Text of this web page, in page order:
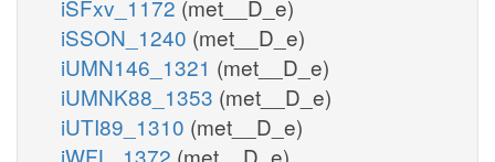
iSFxv_1172 (met__D_e)
iSSON_1240 (met__D_e)
iUMN146_1321 (met__D_e)
iUMNK88_1353 (met__D_e)
iUTI89_1310 (met__D_e)
iWFL_1372 (met__D_e)